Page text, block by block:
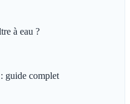
à eau ?
guide complet